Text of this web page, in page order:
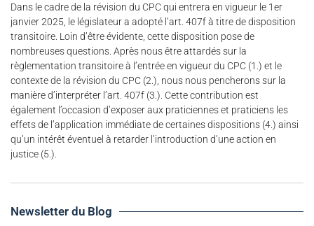
Dans le cadre de la révision du CPC qui entrera en vigueur le 1er
janvier 2025, le législateur a adopté l’art. 407f à titre de disposition
transitoire. Loin d’être évidente, cette disposition pose de
nombreuses questions. Après nous être attardés sur la
règlementation transitoire à l’entrée en vigueur du CPC (1.) et le
contexte de la révision du CPC (2.), nous nous pencherons sur la
manière d’interpréter l’art. 407f (3.). Cette contribution est
également l’occasion d’exposer aux praticiennes et praticiens les
effets de l’application immédiate de certaines dispositions (4.) ainsi
qu’un intérêt éventuel à retarder l’introduction d’une action en
justice (5.).
Newsletter du Blog